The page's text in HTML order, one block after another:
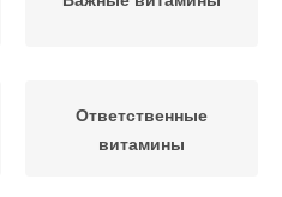
Ответственные
витамины